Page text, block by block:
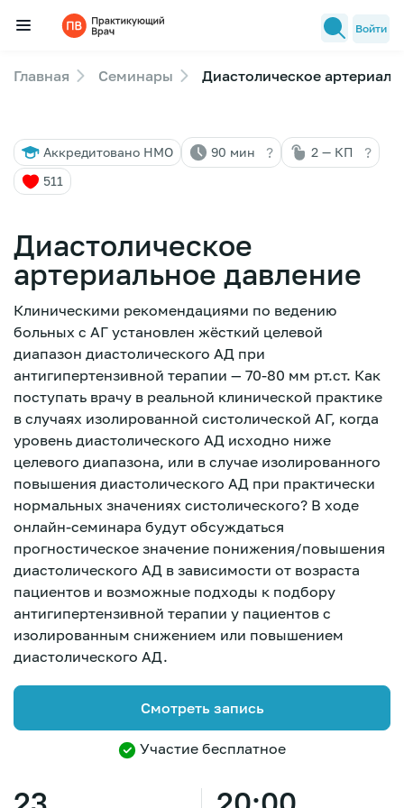
Семинары
Лекторы
FAQ
Зарегистрироваться
Войти
Главная Семинары Диастолическое
Аккредитовано НМО 90 мин ? 2 — КП ?
511
Диастолическое
артериальное давление
Клиническими рекомендациями по ведению
больных с АГ установлен жёсткий целевой
диапазон диастолического АД при
антигипертензивной терапии — 70-80 мм рт.ст. Как
поступать врачу в реальной клинической практике
в случаях изолированной систолической АГ, когда
уровень диастолического АД исходно ниже
целевого диапазона, или в случае изолированного
повышения диастолического АД при практически
нормальных значениях систолического? В ходе
онлайн-семинара будут обсуждаться
прогностическое значение понижения/повышения
диастолического АД в зависимости от возраста
пациентов и возможные подходы к подбору
антигипертензивной терапии у пациентов с
изолированным снижением или повышением
диастолического АД.
Смотреть запись
Участие бесплатное